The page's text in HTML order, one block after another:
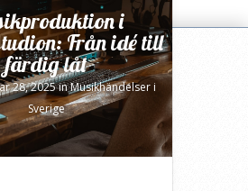
i
Från idé till
färdig låt
28, 2025 inMusikhändelser i
Sverige